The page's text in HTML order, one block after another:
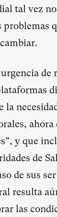
tal vez
problemas
de
la
ahora
y que
de
de sus
resulta
las